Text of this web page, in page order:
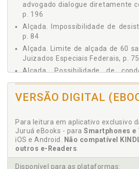
23 Conflito de Competência, p. 200
24 Competência para a Correição
25 Limitação da Competência, p. 204
26 A Redistribuição dos Feitos, p. 205
27 A Necessidade de Ampliação dos
206
28 Casos Práticos: Principais
Juizados Especiais Federais Cíveis, p.
REFERÊNCIAS, p. 359
advogado dialogue diretamente
p. 196
Alçada. Impossibilidade de
p. 84
Alçada. Limite de alçada de 60
Juizados Especiais Federais, p. 75
Alçada. Possibilidade de
superior a 60 salários mí-nimos,
Alçada. Renúncia a valor
mínimos, p. 83
prestações ou vincen-das, p. 85
Amicus curiae, p. 71
Antecipação da tutela de ofício, p.
VERSÃO DIGITAL
Para leitura em aplicativo exclusivo
Juruá eBooks - para Smartphones e
iOS e Android. Não compatível
outros e-Readers.
Disponível para as plataformas: